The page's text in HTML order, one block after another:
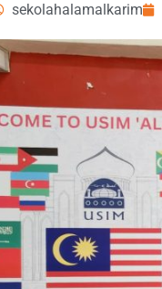
sekolahalamalkarim